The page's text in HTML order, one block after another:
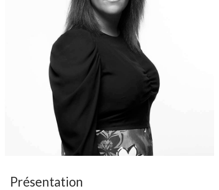
Présentation